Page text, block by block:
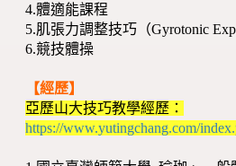
4.體適能課程
5.肌張力調整技巧（Gyrotonic
6.競技體操
【經歷】
亞歷山大技巧教學經歷：
https://www.yutingchang.com/